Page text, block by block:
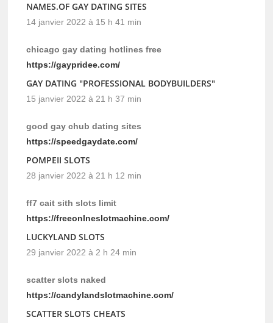
NAMES.OF GAY DATING SITES
14 janvier 2022 à 15 h 41 min
chicago gay dating hotlines free
https://gaypridee.com/
GAY DATING "PROFESSIONAL BODYBUILDERS"
15 janvier 2022 à 21 h 37 min
good gay chub dating sites
https://speedgaydate.com/
POMPEII SLOTS
28 janvier 2022 à 21 h 12 min
ff7 cait sith slots limit
https://freeonlneslotmachine.com/
LUCKYLAND SLOTS
29 janvier 2022 à 2 h 24 min
scatter slots naked
https://candylandslotmachine.com/
SCATTER SLOTS CHEATS